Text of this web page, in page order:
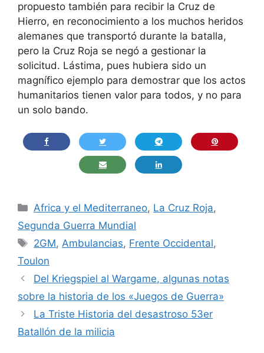
propuesto también para recibir la Cruz de
Hierro, en reconocimiento a los muchos heridos
alemanes que transportó durante la batalla,
pero la Cruz Roja se negó a gestionar la
solicitud. Lástima, pues hubiera sido un
magnífico ejemplo para demostrar que los actos
humanitarios tienen valor para todos, y no para
un solo bando.
Categorías
Africa y el Mediterraneo, La Cruz Roja,
Segunda Guerra Mundial
Etiquetas
2GM, Ambulancias, Frente Occidental,
Toulon
Del Kriegspiel al Wargame, algunas notas
sobre la historia de los «Juegos de Guerra»
La Triste Historia del desastroso 53er
Batallón de la milicia